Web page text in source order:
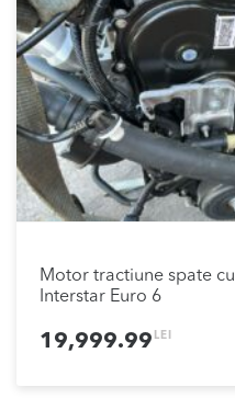
Motor tractiune spate
Interstar Euro 6
19,999.99 LEI